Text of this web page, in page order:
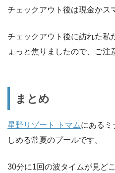
チェックアウト後は現金かス
チェックアウト後に訪れた私
ょっと焦りましたので、ご注
まとめ
星野リゾート トマムにあるミ
しめる常夏のプールです。
30分に1回の波タイムが見ど